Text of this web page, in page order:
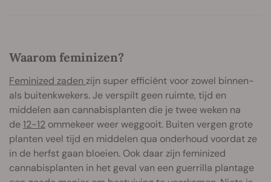
Waarom feminizen?
Feminized zaden zijn super efficiënt voor zowel binnen-
als buitenkwekers. Je verspilt geen ruimte, tijd en
middelen aan cannabisplanten die je twee weken na
de12-12 ommekeer weer weggooit. Buiten vergen grote
planten veel tijd en middelen qua onderhoud voordat ze
in de herfst gaan bloeien. Ook daar zijn feminized
cannabisplanten in het geval van een guerrilla plantage